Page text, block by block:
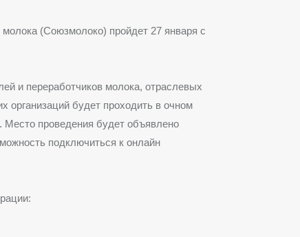
(Союзмолоко) пройдет 27 января с
и переработчиков молока, отраслевых
организаций будет проходить в очном
проведения будет объявлено
подключиться к онлайн